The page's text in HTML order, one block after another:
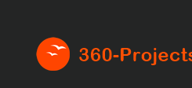
springen
Die
besten